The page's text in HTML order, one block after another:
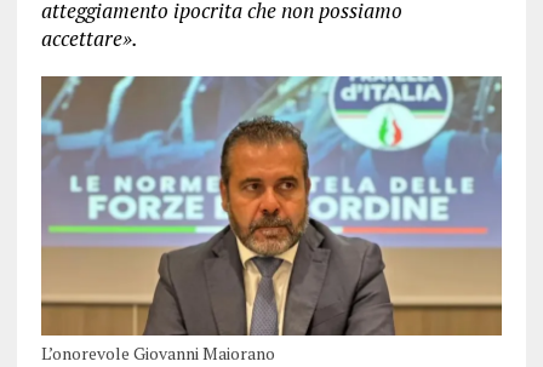
atteggiamento ipocrita che non possiamo
accettare».
L’onorevole Giovanni Maiorano